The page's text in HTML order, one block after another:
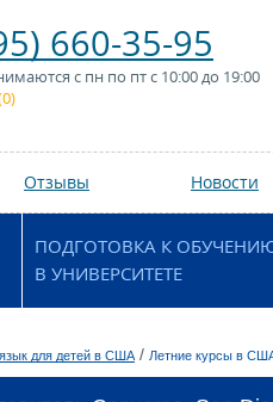
660-35-95
с пн по пт с 10:00 до 19:00
0)
Отзывы Новости
ПОДГОТОВКА К
В УНИВЕРСИТЕТЕ
для детей в США / Летние курсы в